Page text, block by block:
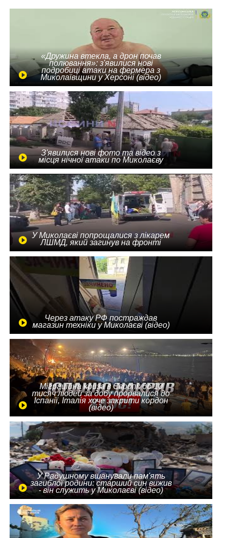
«Дружина втекла, а дрон почав
полювання»: з'явилися нові
подробиці атаки на фермера з
Миколаївщини у Херсоні (відео)
З'явилися нові фото та відео з
місця нічної атаки по Миколаєву
У Миколаєві попрощалися з лікарем
ЛШМД, який загинув на фронті
Через атаку РФ постраждав
магазин техніки у Миколаєві (відео)
Міграційна криза в Європі: до 10
тисяч людей за добу прорвалися до
Іспанії, Італія хоче закрити кордон
(відео)
У Радушному вшанували пам'ять
загиблої родини: старший син вижив
- він служить у Миколаєві (відео)